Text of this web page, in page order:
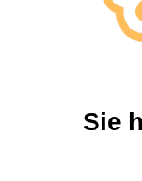
Sie